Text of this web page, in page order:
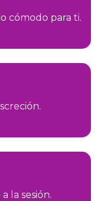
cómodo para ti.
la sesión.